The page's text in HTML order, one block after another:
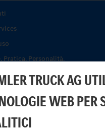
TRUCK AG
WEB PER
Pratica. Personalità.
alla guida e di sicurezza